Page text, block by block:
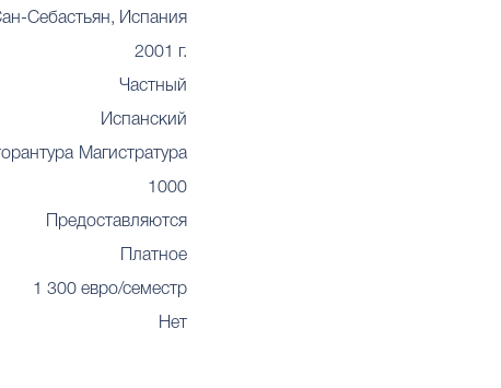
Себастьян, Испания
2001 г.
Частный
Испанский
Магистратура
1000
Предоставляются
Платное
1 300 евро/семестр
Нет